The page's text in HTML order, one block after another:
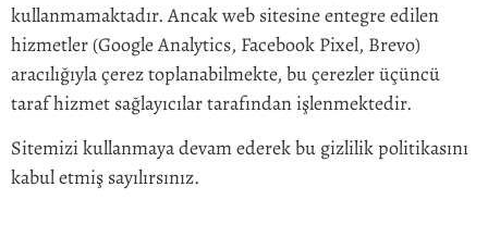
kullanmamaktadır. Ancak web sitesine entegre edilen
hizmetler (Google Analytics, Facebook Pixel, Brevo)
aracılığıyla çerez toplanabilmekte, bu çerezler üçüncü
taraf hizmet sağlayıcılar tarafından işlenmektedir.
Sitemizi kullanmaya devam ederek bu gizlilik politikasını
kabul etmiş sayılırsınız.